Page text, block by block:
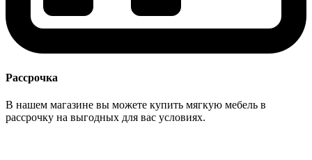
Рассрочка
В нашем магазине вы можете купить мягкую мебель в
рассрочку на выгодных для вас условиях.